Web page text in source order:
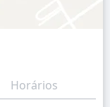
Horários